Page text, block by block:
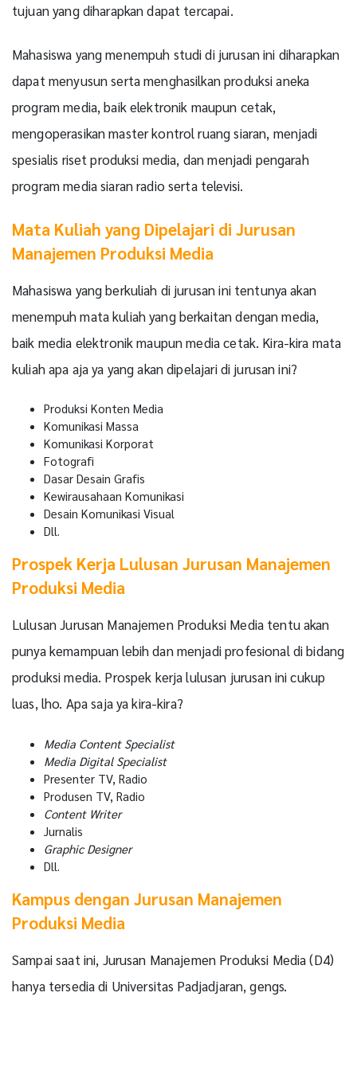
tujuan yang diharapkan dapat tercapai.
Mahasiswa yang menempuh studi di jurusan ini diharapkan
dapat menyusun serta menghasilkan produksi aneka
program media, baik elektronik maupun cetak,
mengoperasikan master kontrol ruang siaran, menjadi
spesialis riset produksi media, dan menjadi pengarah
program media siaran radio serta televisi.
Mata Kuliah yang Dipelajari di Jurusan
Manajemen Produksi Media
Mahasiswa yang berkuliah di jurusan ini tentunya akan
menempuh mata kuliah yang berkaitan dengan media,
baik media elektronik maupun media cetak. Kira-kira mata
kuliah apa aja ya yang akan dipelajari di jurusan ini?
Produksi Konten Media
Komunikasi Massa
Komunikasi Korporat
Fotografi
Dasar Desain Grafis
Kewirausahaan Komunikasi
Desain Komunikasi Visual
Dll.
Prospek Kerja Lulusan Jurusan Manajemen
Produksi Media
Lulusan Jurusan Manajemen Produksi Media tentu akan
punya kemampuan lebih dan menjadi profesional di bidang
produksi media. Prospek kerja lulusan jurusan ini cukup
luas, lho. Apa saja ya kira-kira?
Media Content Specialist
Media Digital Specialist
Presenter TV, Radio
Produsen TV, Radio
Content Writer
Jurnalis
Graphic Designer
Dll.
Kampus dengan Jurusan Manajemen
Produksi Media
Sampai saat ini, Jurusan Manajemen Produksi Media (D4)
hanya tersedia di Universitas Padjadjaran, gengs.